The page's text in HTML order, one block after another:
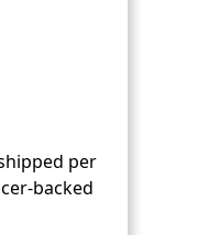
per
backed